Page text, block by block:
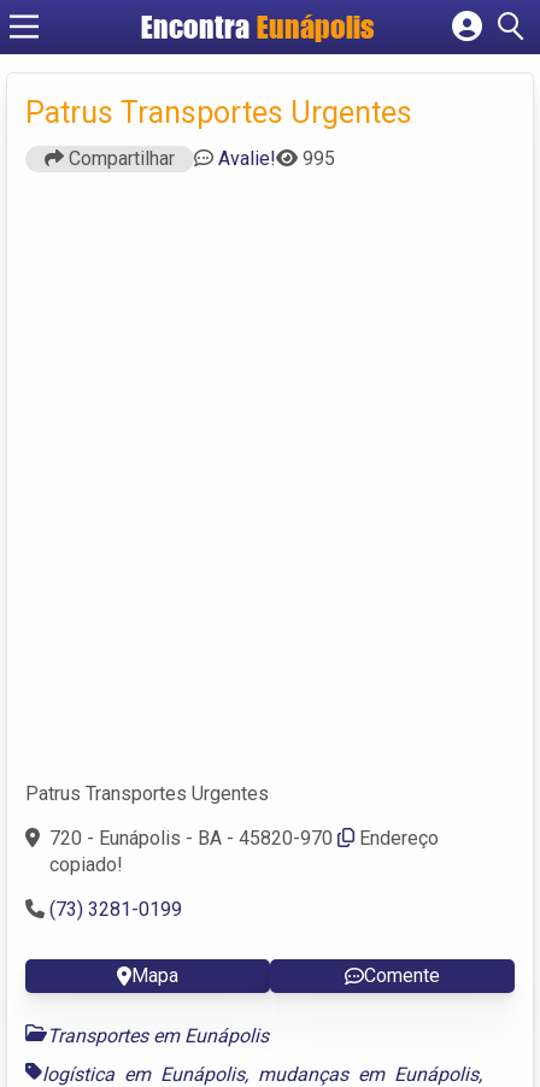
EncontraEunápolis
Cadastrar empresa
Criar conta
Patrus Transportes Urgentes
Compartilhar Avalie! 995
Patrus Transportes Urgentes
720 - Eunápolis - BA - 45820-970
Endereço
copiado!
(73) 3281-0199
Mapa Comente
Transportes em Eunápolis
logística em Eunápolis, mudanças em Eunápolis,